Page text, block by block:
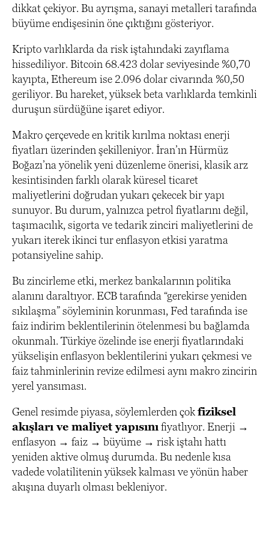
dikkat çekiyor. Bu ayrışma, sanayi metalleri tarafında
büyüme endişesinin öne çıktığını gösteriyor.
Kripto varlıklarda da risk iştahındaki zayıflama
hissediliyor. Bitcoin 68.423 dolar seviyesinde %0,70
kayıpta, Ethereum ise 2.096 dolar civarında %0,50
geriliyor. Bu hareket, yüksek beta varlıklarda temkinli
duruşun sürdüğüne işaret ediyor.
Makro çerçevede en kritik kırılma noktası enerji
fiyatları üzerinden şekilleniyor. İran’ın Hürmüz
Boğazı’na yönelik yeni düzenleme önerisi, klasik arz
kesintisinden farklı olarak küresel ticaret
maliyetlerini doğrudan yukarı çekecek bir yapı
sunuyor. Bu durum, yalnızca petrol fiyatlarını değil,
taşımacılık, sigorta ve tedarik zinciri maliyetlerini de
yukarı iterek ikinci tur enflasyon etkisi yaratma
potansiyeline sahip.
Bu zincirleme etki, merkez bankalarının politika
alanını daraltıyor. ECB tarafında “gerekirse yeniden
sıkılaşma” söyleminin korunması, Fed tarafında ise
faiz indirim beklentilerinin ötelenmesi bu bağlamda
okunmalı. Türkiye özelinde ise enerji fiyatlarındaki
yükselişin enflasyon beklentilerini yukarı çekmesi ve
faiz tahminlerinin revize edilmesi aynı makro zincirin
yerel yansıması.
Genel resimde piyasa, söylemlerden çokfiziksel
akışları ve maliyet yapısını fiyatlıyor. Enerji →
enflasyon → faiz → büyüme → risk iştahı hattı
yeniden aktive olmuş durumda. Bu nedenle kısa
vadede volatilitenin yüksek kalması ve yönün haber
akışına duyarlı olması bekleniyor.